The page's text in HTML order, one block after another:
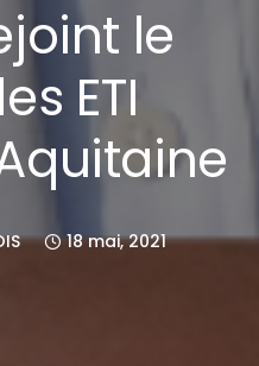
le
ETI
18 mai, 2021